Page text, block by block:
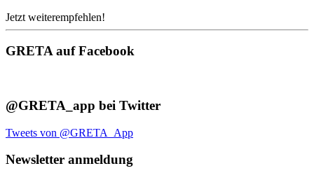
Jetzt weiterempfehlen!
GRETA auf Facebook
@GRETA_app bei Twitter
Tweets von @GRETA_App
Newsletter anmeldung